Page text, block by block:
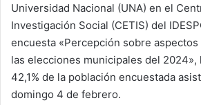
Universidad Nacional (UNA) en el
Investigación Social (CETIS) del
encuesta «Percepción sobre
las elecciones municipales del 2024»,
42,1% de la población encuestada
domingo 4 de febrero.